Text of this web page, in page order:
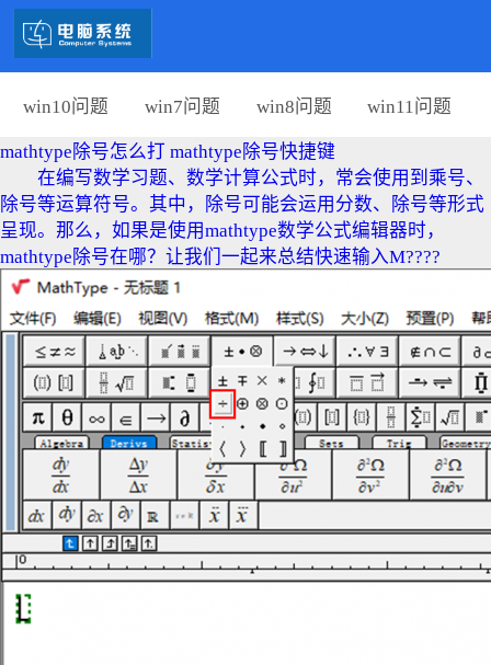
win10问题 win7问题 win8问题 win11问题
mathtype除号怎么打 mathtype除号快捷键
在编写数学习题、数学计算公式时，常会使用到乘号、
除号等运算符号。其中，除号可能会运用分数、除号等形式
呈现。那么，如果是使用mathtype数学公式编辑器时，
mathtype除号在哪？让我们一起来总结快速输入M????